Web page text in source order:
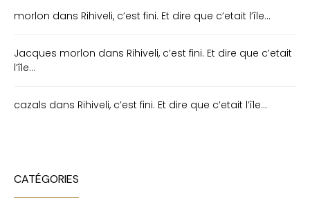
morlon dans Rihiveli, c’est fini. Et dire que c’etait l’île…
Jacques morlon dans Rihiveli, c’est fini. Et dire que c’etait
l’île…
cazals dans Rihiveli, c’est fini. Et dire que c’etait l’île…
CATÉGORIES